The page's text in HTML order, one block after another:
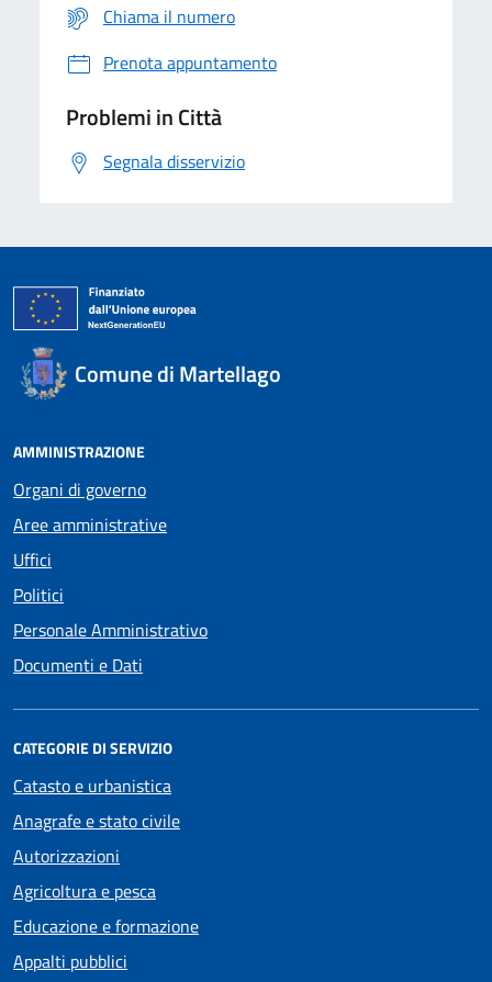
Chiama il numero
Prenota appuntamento
Problemi in Città
Segnala disservizio
Comune di Martellago
AMMINISTRAZIONE
Organi di governo
Aree amministrative
Uffici
Politici
Personale Amministrativo
Documenti e Dati
CATEGORIE DI SERVIZIO
Catasto e urbanistica
Anagrafe e stato civile
Autorizzazioni
Agricoltura e pesca
Educazione e formazione
Appalti pubblici